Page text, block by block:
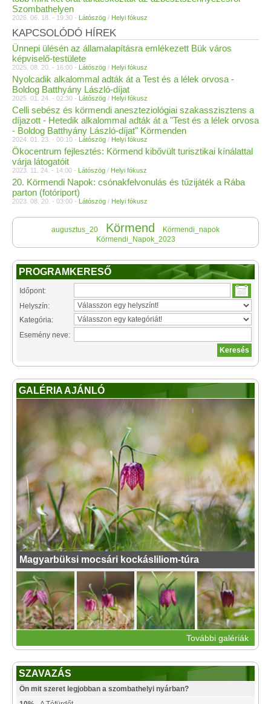
Szombathelyen
2026. 06. 18. - 19:30 - Látószög / Helyi fókusz
KAPCSOLÓDÓ HÍREK
Ünnepi ülésén az államalapításra emlékezett Bük város
képviselő-testülete
2025. 08. 20. - 16:00 - Látószög / Helyi fókusz
Nyolcadik alkalommal adták át a Test és a lélek orvosa -
Boldog Batthyány László-díjat
2025. 01. 24. - 02:30 - Látószög / Helyi fókusz
Celli sebész és körmendi aneszteziológiai szakasszisztens a
díjazott - Hetedik alkalommal adták át a "Test és a lélek orvosa
- Boldog Batthyány László-díjat" Körmenden
2024. 01. 23. - 00:10 - Látószög / Helyi fókusz
Ökocentrum fejlesztés: Körmend kibővült turisztikai kínálattal
várja látogatóit
2023. 11. 24. - 14:00 - Látószög / Helyi fókusz
20. Körmendi Napok: csónakfelvonulás és tűzijáték a Rába
parton (fotóriport)
2023. 08. 20. - 03:00 - Látószög / Helyi fókusz
augusztus_20 Körmend
Körmendi_napok
Körmendi_Napok_2023
PROGRAMKERESŐ
Időpont:
Helyszín:
Kategória:
Esemény neve:
GALÉRIA AJÁNLÓ
Magyarbüksi mocsári kockásliliom-túra
További galériák
SZAVAZÁS
Ön mit szeret legjobban a szombathelyi nyárban?